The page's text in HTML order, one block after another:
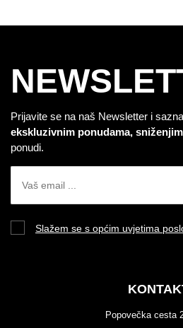
Prijavite se na naš Newsletter i
ekskluzivnim ponudama,
ponudi.
Slažem se s općim uvjetima
Popovečka cesta